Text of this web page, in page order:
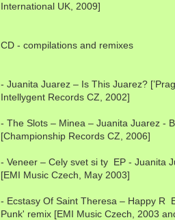
International UK, 2009]
CD - compilations and remixes
- Juanita Juarez – Is This Juarez?
Intellygent Records CZ, 2002]
- The Slots – Minea – Juanita Juarez -
[Championship Records CZ, 2006]
- Veneer – Cely svet si ty EP - Juanita
[EMI Music Czech, May 2003]
- Ecstasy Of Saint Theresa – Happy R
Punk' remix [EMI Music Czech, 2003